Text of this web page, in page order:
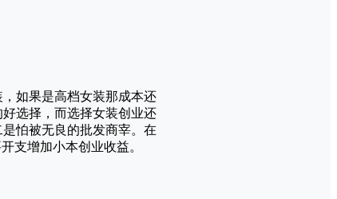
如果是高档女装那成本还
选择，而选择女装创业还
怕被无良的批发商宰。在
支增加小本创业收益。